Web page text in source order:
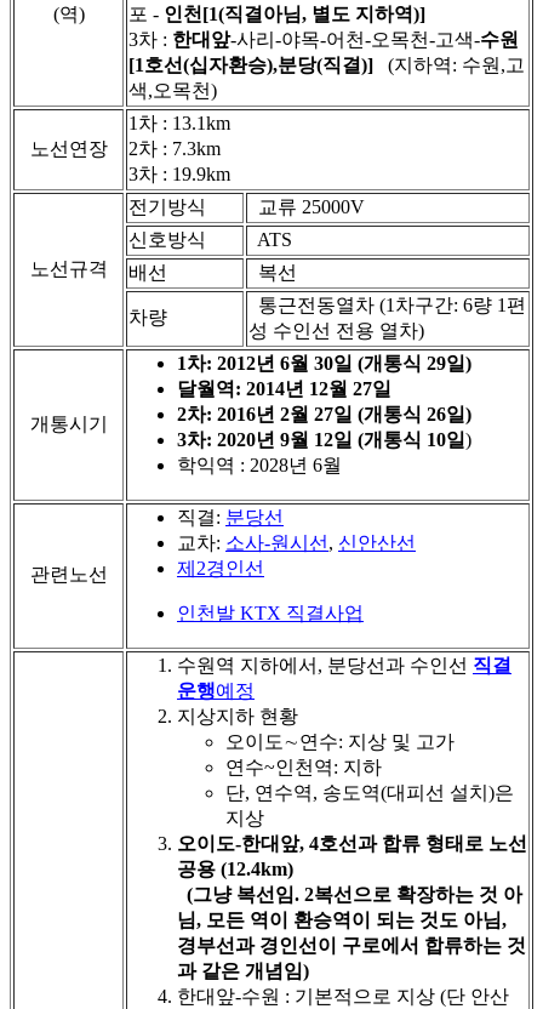
(역)
포 - 인천[1(직결아님, 별도 지하역)]
3차 : 한대앞-사리-야목-어천-오목천-고색-수원
[1호선(십자환승),분당(직결)]
(지하역: 수원,고
색,오목천)
노선연장
1차 : 13.1km
2차 : 7.3km
3차 : 19.9km
노선규격
전기방식
교류 25000V
신호방식
ATS
배선
복선
차량
통근전동열차 (1차구간: 6량 1편
성 수인선 전용 열차)
개통시기
1차: 2012년 6월 30일 (개통식 29일)
달월역: 2014년 12월 27일
2차: 2016년 2월 27일 (개통식 26일)
3차: 2020년 9월 12일 (개통식 10일)
학익역 : 2028년 6월
관련노선
직결: 분당선
교차: 소사-원시선 , 신안산선
제2경인선
인천발 KTX 직결사업
수원역 지하에서, 분당선과 수인선 직결
운행예정
지상지하 현황
오이도∼연수: 지상 및 고가
연수~인천역: 지하
단, 연수역, 송도역(대피선 설치)은
지상
오이도-한대앞, 4호선과 합류 형태로 노선
공용 (12.4km)
(그냥 복선임. 2복선으로 확장하는 것 아
님, 모든 역이 환승역이 되는 것도 아님,
경부선과 경인선이 구로에서 합류하는 것
과 같은 개념임)
한대앞-수원 : 기본적으로 지상 (단 안산